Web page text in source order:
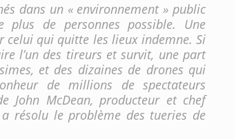
dans un « environnement » public
de personnes possible. Une
celui qui quitte les lieux indemne. Si
l’un des tireurs et survit, une part
et des dizaines de drones qui
de millions de spectateurs
John McDean, producteur et chef
résolu le problème des tueries de